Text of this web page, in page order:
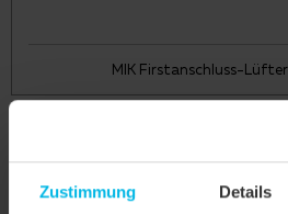
Zustimmung Details
MIK Firstanschluss-